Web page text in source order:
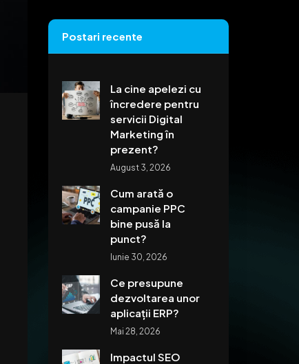
Postari recente
La cine apelezi cu
încredere pentru
servicii Digital
Marketing în
prezent?
August 3, 2026
Cum arată o
campanie PPC
bine pusă la
punct?
Iunie 30, 2026
Ce presupune
dezvoltarea unor
aplicații ERP?
Mai 28, 2026
Impactul SEO